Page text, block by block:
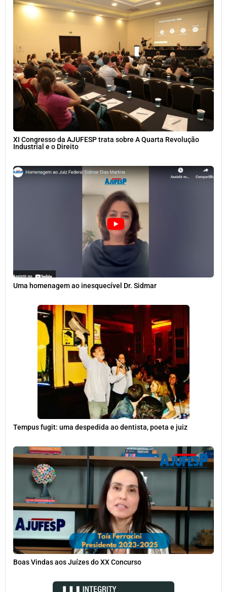
XI Congresso da AJUFESP trata sobre A Quarta Revolução
Industrial e o Direito
Uma homenagem ao inesquecível Dr. Sidmar
Tempus fugit: uma despedida ao dentista, poeta e juiz
Boas Vindas aos Juízes do XX Concurso